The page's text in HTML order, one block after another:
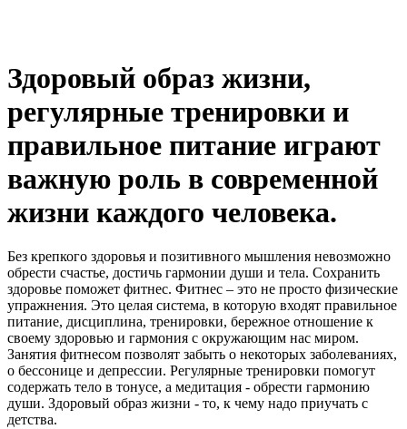
Здоровый образ жизни,
регулярные тренировки и
правильное питание играют
важную роль в современной
жизни каждого человека.
Без крепкого здоровья и позитивного мышления невозможно
обрести счастье, достичь гармонии души и тела. Сохранить
здоровье поможет фитнес. Фитнес – это не просто физические
упражнения. Это целая система, в которую входят правильное
питание, дисциплина, тренировки, бережное отношение к
своему здоровью и гармония с окружающим нас миром.
Занятия фитнесом позволят забыть о некоторых заболеваниях,
о бессонице и депрессии. Регулярные тренировки помогут
содержать тело в тонусе, а медитация - обрести гармонию
души. Здоровый образ жизни - то, к чему надо приучать с
детства.